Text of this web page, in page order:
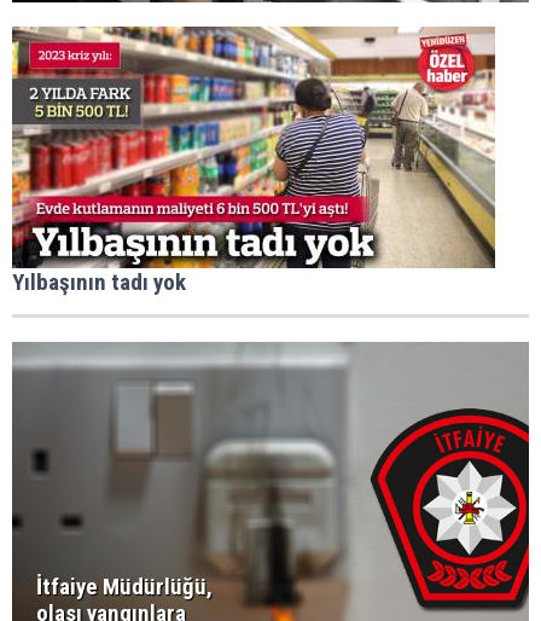
Yılbaşının tadı yok
İtfaiye Müdürlüğü,
olası yangınlara